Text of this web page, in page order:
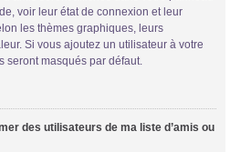
voir leur état de connexion et leur
les thèmes graphiques, leurs
Si vous ajoutez un utilisateur à votre
seront masqués par défaut.
des utilisateurs de ma liste d’amis ou